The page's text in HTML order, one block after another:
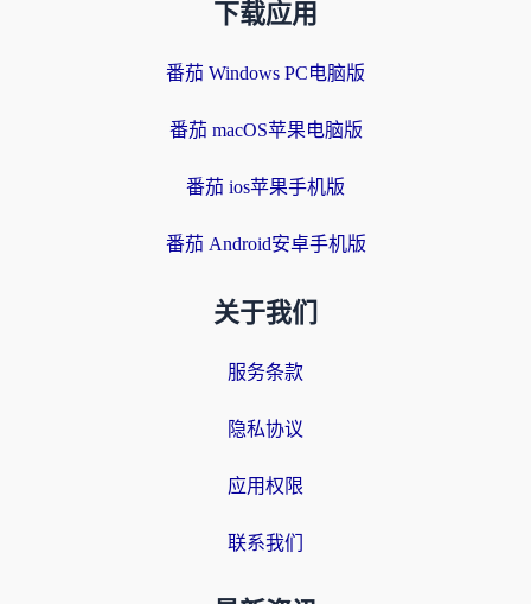
下载应用
番茄 Windows PC电脑版
番茄 macOS苹果电脑版
番茄 ios苹果手机版
番茄 Android安卓手机版
关于我们
服务条款
隐私协议
应用权限
联系我们